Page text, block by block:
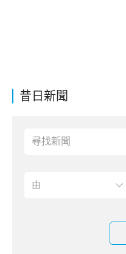
昔日新聞